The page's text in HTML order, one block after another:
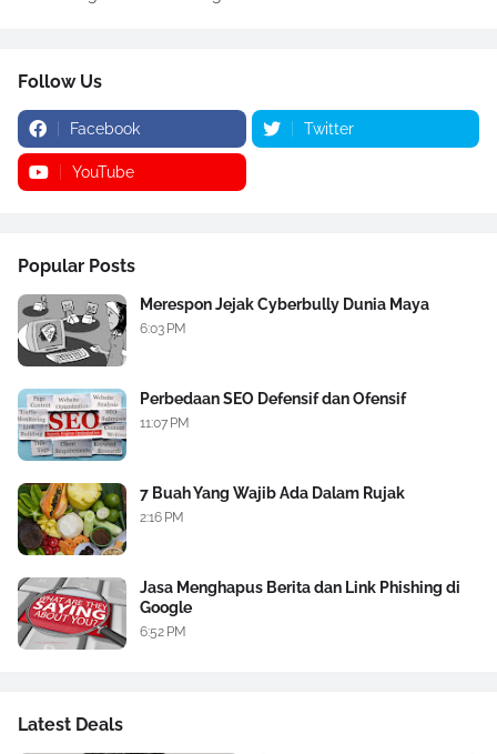
Follow Us
Facebook Twitter
YouTube
Popular Posts
Merespon Jejak Cyberbully Dunia Maya
6:03 PM
Perbedaan SEO Defensif dan Ofensif
11:07 PM
7 Buah Yang Wajib Ada Dalam Rujak
2:16 PM
Jasa Menghapus Berita dan Link Phishing di
Google
6:52 PM
Latest Deals